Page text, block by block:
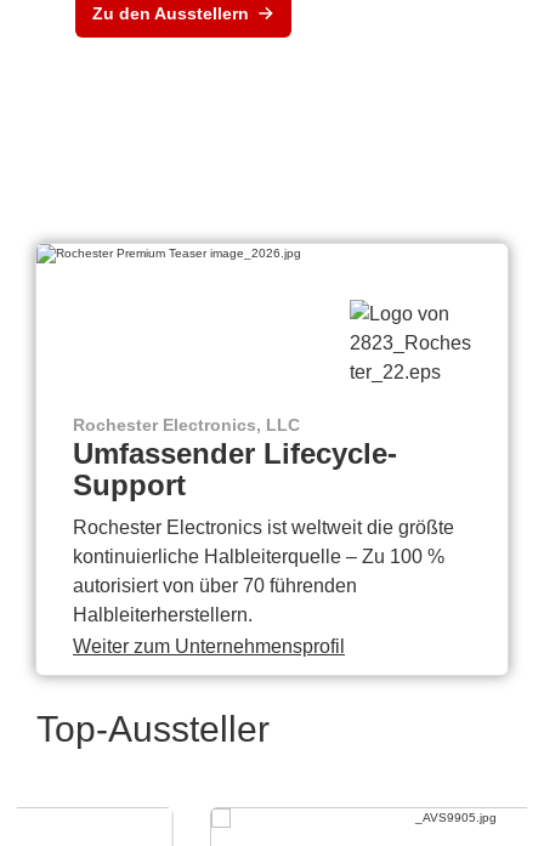
Zu den Ausstellern
Rochester Electronics, LLC
Umfassender Lifecycle-
Support
Rochester Electronics ist weltweit die größte
kontinuierliche Halbleiterquelle – Zu 100 %
autorisiert von über 70 führenden
Halbleiterherstellern.
Weiter zum Unternehmensprofil
Top-Aussteller